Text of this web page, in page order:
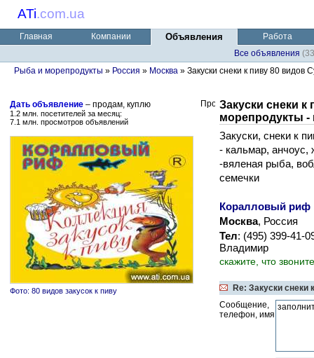
ATi.com.ua
Главная Компании Объявления
Работа
Все объявления
Рыба и морепродукты » Россия » Москва » Закуски снеки к пиву 80 видов
Дать объявление – продам, куплю
1.2 млн. посетителей за месяц:
7.1 млн. просмотров объявлений
Фото: 80 видов закусок к пиву
Закуски снеки
морепродукты -
Закуски, снеки к
- кальмар, анчоус,
-вяленая рыба,
семечки
Коралловый риф
Москва, Россия
Тел: (495) 399-41-
Владимир
скажите, что
Re: Закуски
Сообщение,
телефон, имя